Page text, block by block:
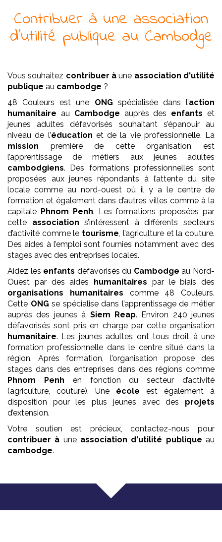
Contribuer à une association
d'utilité publique au Cambodge
Vous souhaitez contribuer à une association d'utilité
publique au cambodge ?
48 Couleurs est une ONG spécialisée dans l’action
humanitaire au Cambodge auprès des enfants et
jeunes adultes défavorisés souhaitant s’épanouir au
niveau de l’éducation et de la vie professionnelle. La
mission première de cette organisation est
l’apprentissage de métiers aux jeunes adultes
cambodgiens. Des formations professionnelles sont
proposées aux jeunes répondants à l’attente du site
locale comme au nord-ouest où il y a le centre de
formation et également dans d’autres villes comme à la
capitale Phnom Penh. Les formations proposées par
cette associations’intéressent à différents secteurs
d’activité comme le tourisme , l’agriculture et la couture.
Des aides à l’emploi sont fournies notamment avec des
stages avec des entreprises locales.
Aidez les enfants défavorisés du Cambodge au Nord-
Ouest par des aides humanitaires par le biais des
organisations humanitaires comme 48 Couleurs.
Cette ONG se spécialise dans l’apprentissage de métier
auprès des jeunes à Siem Reap. Environ 240 jeunes
défavorisés sont pris en charge par cette organisation
humanitaire. Les jeunes adultes ont tous droit à une
formation professionnelle dans le centre situé dans la
région. Après formation, l’organisation propose des
stages dans des entreprises dans des régions comme
Phnom Penh en fonction du secteur d’activité
(agriculture, couture). Une école est également à
disposition pour les plus jeunes avec des projets
d’extension.
Votre soutien est précieux, contactez-nous pour
contribuer à une association d'utilité publique au
cambodge.